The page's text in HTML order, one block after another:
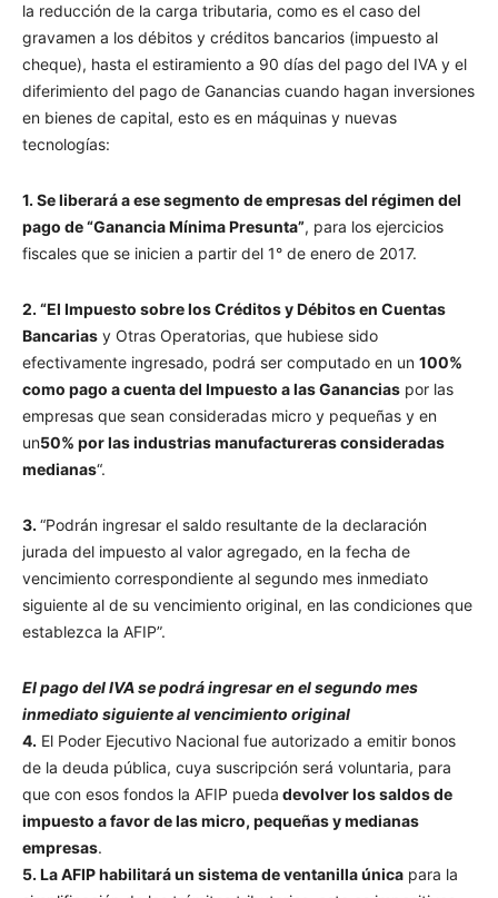
la reducción de la carga tributaria, como es el caso del
gravamen a los débitos y créditos bancarios (impuesto al
cheque), hasta el estiramiento a 90 días del pago del IVA y el
diferimiento del pago de Ganancias cuando hagan inversiones
en bienes de capital, esto es en máquinas y nuevas
tecnologías:
1. Se liberará a ese segmento de empresas del régimen del
pago de “Ganancia Mínima Presunta”, para los ejercicios
fiscales que se inicien a partir del 1° de enero de 2017.
2. “El Impuesto sobre los Créditos y Débitos en Cuentas
Bancarias y Otras Operatorias, que hubiese sido
efectivamente ingresado, podrá ser computado en un 100%
como pago a cuenta del Impuesto a las Ganancias por las
empresas que sean consideradas micro y pequeñas y en
un50% por las industrias manufactureras consideradas
medianas“.
3. “Podrán ingresar el saldo resultante de la declaración
jurada del impuesto al valor agregado, en la fecha de
vencimiento correspondiente al segundo mes inmediato
siguiente al de su vencimiento original, en las condiciones que
establezca la AFIP”.
El pago del IVA se podrá ingresar en el segundo mes
inmediato siguiente al vencimiento original
4. El Poder Ejecutivo Nacional fue autorizado a emitir bonos
de la deuda pública, cuya suscripción será voluntaria, para
que con esos fondos la AFIP pueda devolver los saldos de
impuesto a favor de las micro, pequeñas y medianas
empresas.
5. La AFIP habilitará un sistema de ventanilla única para la